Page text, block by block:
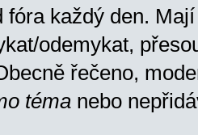
fóra každý den.
odemykat,
řečeno,
téma nebo